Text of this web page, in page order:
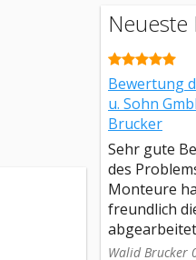
Bewertung
u. Sohn
Brucker
Sehr gute
des
Monteure
freundlich
Walid Brucker